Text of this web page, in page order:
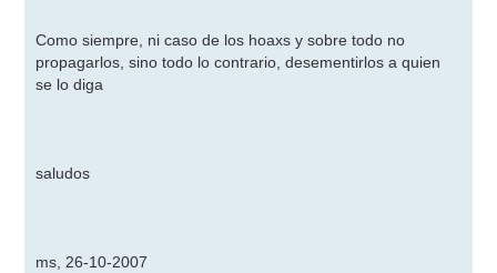
Como siempre, ni caso de los hoaxs y sobre todo no
propagarlos, sino todo lo contrario, desementirlos a quien
se lo diga
saludos
ms, 26-10-2007